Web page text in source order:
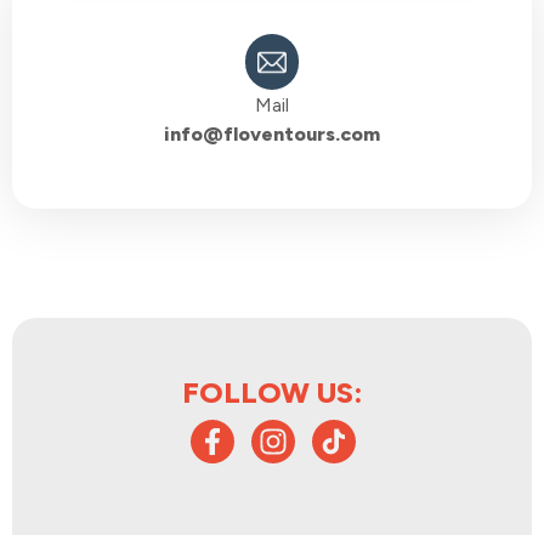
Mail
info@floventours.com
FOLLOW US: